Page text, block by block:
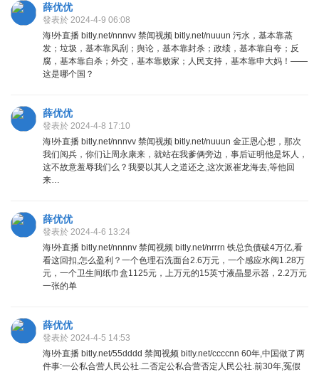
薛优优
發表於 2024-4-9 06:08
海!外直播 bitly.net/nnnvv 禁闻视频 bitly.net/nuuun 污水，基本靠蒸
发；垃圾，基本靠风刮；舆论，基本靠封杀；政绩，基本靠自夸；反
腐，基本靠自杀；外交，基本靠败家；人民支持，基本靠申大妈！——
这是哪个国？
薛优优
發表於 2024-4-8 17:10
海!外直播 bitly.net/nnnvv 禁闻视频 bitly.net/nuuun 金正恩心想，那次
我们阅兵，你们让周永康来，就站在我爹俩旁边，事后证明他是坏人，
这不故意羞辱我们么？我要以其人之道还之,这次派崔龙海去,等他回
来…
薛优优
發表於 2024-4-6 13:24
海!外直播 bitly.net/nnnnv 禁闻视频 bitly.net/nrrrn 铁总负债破4万亿,看
看这回扣,怎么盈利？一个色理石洗面台2.6万元，一个感应水阀1.28万
元，一个卫生间纸巾盒1125元，上万元的15英寸液晶显示器，2.2万元
一张的单
薛优优
發表於 2024-4-5 14:53
海!外直播 bitly.net/55dddd 禁闻视频 bitly.net/ccccnn 60年,中国做了两
件事:一公私合营人民公社.二否定公私合营否定人民公社.前30年,冤假